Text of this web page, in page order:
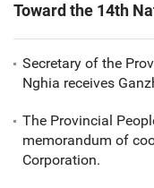
Toward the 14th
Secretary of the
Nghia receives
The Provincial
memorandum of
Corporation.